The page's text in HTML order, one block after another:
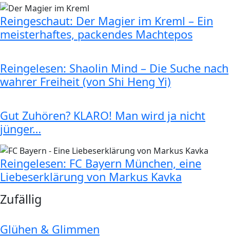
Reingeschaut: Der Magier im Kreml – Ein
meisterhaftes, packendes Machtepos
Reingelesen: Shaolin Mind – Die Suche nach
wahrer Freiheit (von Shi Heng Yi)
Gut Zuhören? KLARO! Man wird ja nicht
jünger…
Reingelesen: FC Bayern München, eine
Liebeserklärung von Markus Kavka
Zufällig
Glühen & Glimmen